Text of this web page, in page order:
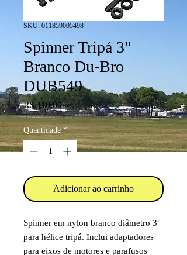
SKU: 011859005498
Spinner Tripá 3"
Branco Du-Bro
DUB549
R$ 110,00Preço
Quantidade *
Adicionar ao carrinho
Spinner em nylon branco diâmetro 3"
para hélice tripá. Inclui adaptadores
para eixos de motores e parafusos